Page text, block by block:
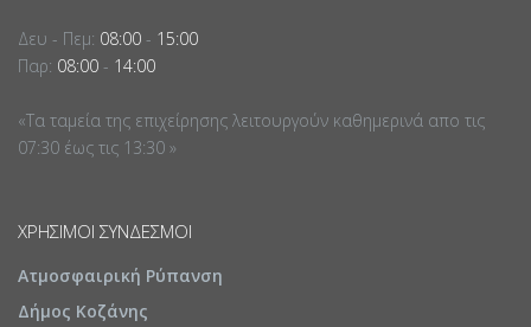
Δευ - Πεμ: 08:00 - 15:00
Παρ: 08:00 - 14:00
«Τα ταμεία της επιχείρησης λειτουργούν καθημερινά απο τις
07:30 έως τις 13:30 »
ΧΡΉΣΙΜΟΙ ΣΎΝΔΕΣΜΟΙ
Ατμοσφαιρική Ρύπανση
Δήμος Κοζάνης